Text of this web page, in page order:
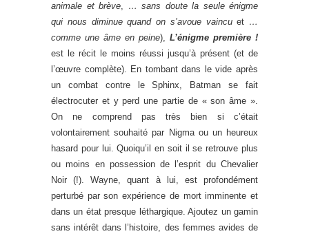
animale et brève, … sans doute la seule énigme
qui nous diminue quand on s’avoue vaincuet …
comme une âme en peine), L’énigme première !
est le récit le moins réussi jusqu’à présent (et de
l’œuvre complète). En tombant dans le vide après
un combat contre le Sphinx, Batman se fait
électrocuter et y perd une partie de « son âme ».
On ne comprend pas très bien si c’était
volontairement souhaité par Nigma ou un heureux
hasard pour lui. Quoiqu’il en soit il se retrouve plus
ou moins en possession de l’esprit du Chevalier
Noir (!). Wayne, quant à lui, est profondément
perturbé par son expérience de mort imminente et
dans un état presque léthargique. Ajoutez un gamin
sans intérêt dans l’histoire, des femmes avides de